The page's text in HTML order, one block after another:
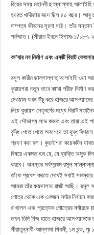
বিয়ের সময় মহানবী ছাল্লাল্লাহু
হযরত খাদীজার বয়স ছিল ৪০ বছর। আবু
দাম্পত্য জীবনের সূচনা ঘটে। তাঁর
গর্ভজাত। (সীরাত ইবনে হিশামঃ ১/
কা’বার নব নির্মাণ এবং একটি বিরাট
রসূল কারীম ছাল্লাল্লাহু আলাইহি ওয়া
কুরায়শরা নতুন ভাবে কা’বা শরীফ
দেওয়াল যখন উঁচু করে হাজরে
নিয়ে কুরায়শ নেতৃবর্গের মধ্যে বিরাট
এই সৌভাগ্য লাভ করুক এবং তারা এই
বৃদ্ধি পেতে পেতে অবশেষে তা যুদ্ধ
গ্রহণ করা হল। কুরাইশরা কয়েকদিন
বিষয়ে একমত হল যে, যে ব্যক্তি অমুক
করবে। অনন্তর সর্বপ্রথম রসূল
তাঁকে প্রবেশ করতে দেখেই সবাই
আমরা তাঁর ফয়সালায় রাজী আছি। রসূল
গোত্র থেকে এক একজন সর্দার নির্বাচন
রাখলেন এবং প্রত্যেক গোত্রের সর্দারকে
তখন তিনি নিজ হাতে হাজরে আসওয়াদকে
সীরাতুন্নাবী-আল্লামা শিবলী, ১ম খন্ড, পৃঃ